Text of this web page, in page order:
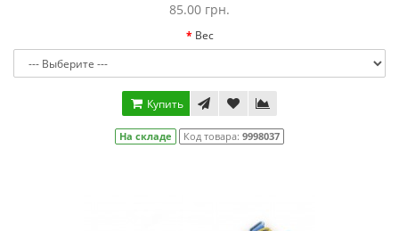
85.00 грн.
Вес
Купить
На складе Код товара: 9998037